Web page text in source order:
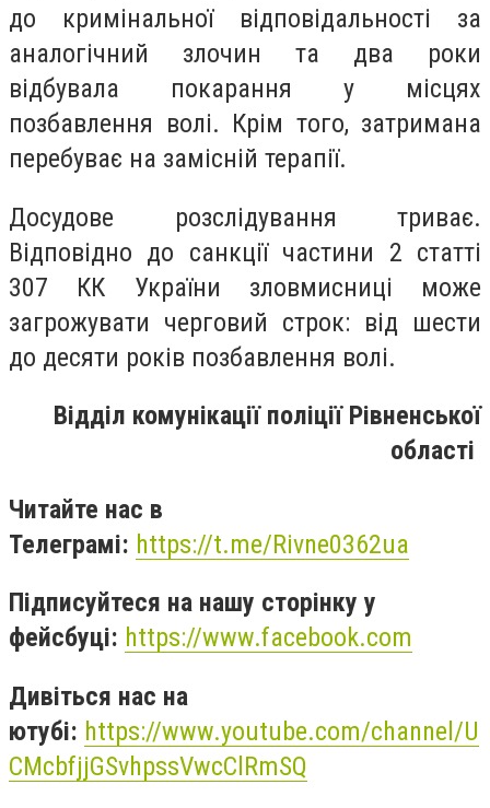
до кримінальної відповідальності за
аналогічний злочин та два роки
відбувала покарання у місцях
позбавлення волі. Крім того, затримана
перебуває на замісній терапії.
Досудове розслідування триває.
Відповідно до санкції частини 2 статті
307 КК України зловмисниці може
загрожувати черговий строк: від шести
до десяти років позбавлення волі.
Відділ комунікації поліції Рівненської
області
Читайте нас в
Телеграмі: https://t.me/Rivne0362ua
Підписуйтеся на нашу сторінку у
фейсбуці: https://www.facebook.com
Дивіться нас на
ютубі: https://www.youtube.com/channel/U
CMcbfjjGSvhpssVwcClRmSQ